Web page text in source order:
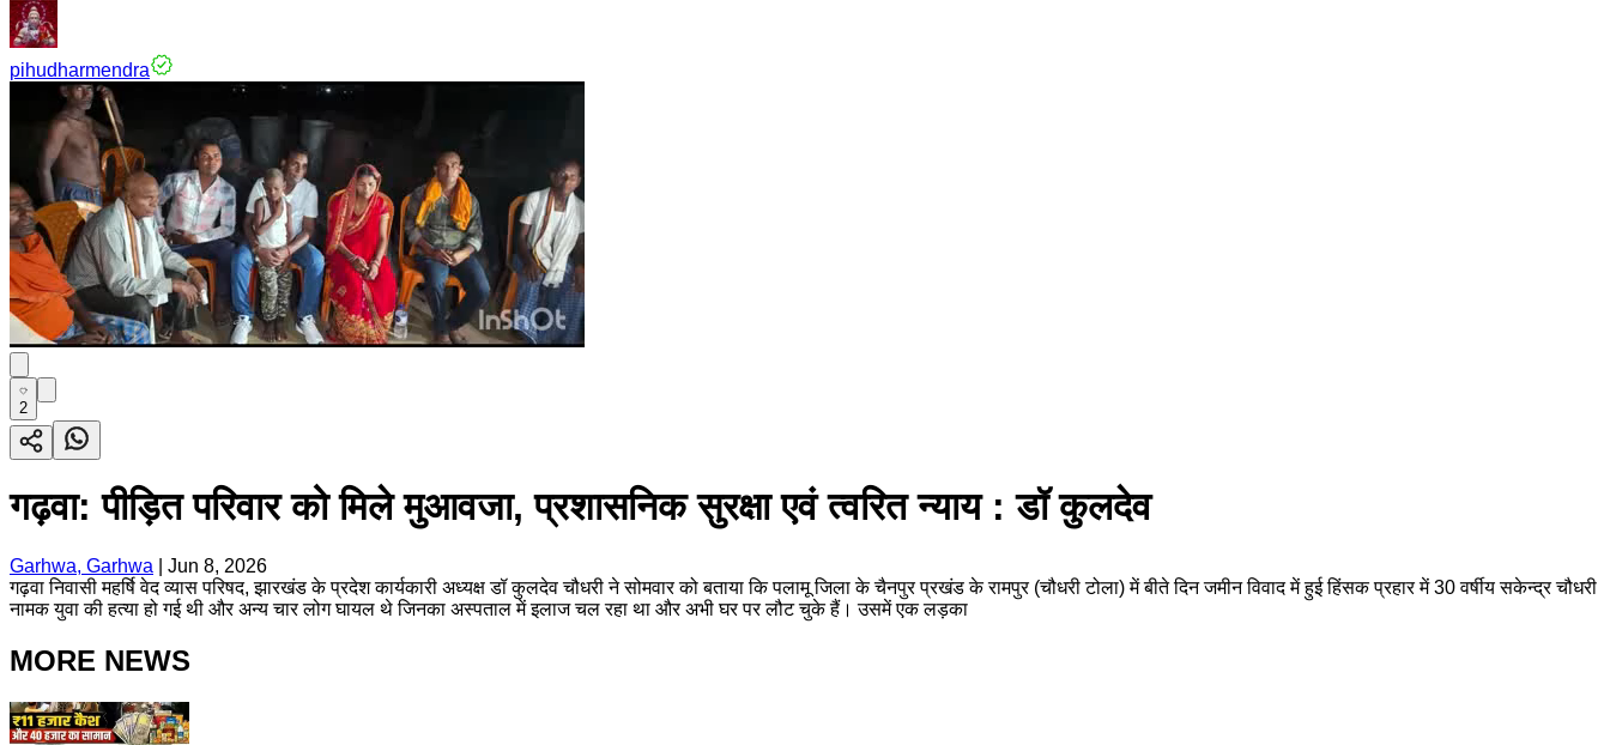
pihudharmendra
2
गढ़वा: पीड़ित परिवार को मिले मुआवजा, प्रशासनिक सुरक्षा एवं त्वरित न्याय : डॉ कुलदेव
Garhwa, Garhwa
Jun 8, 2026
गढ़वा निवासी महर्षि वेद व्यास परिषद, झारखंड के प्रदेश कार्यकारी अध्यक्ष डॉ कुलदेव चौधरी ने सोमवार को बताया कि पलामू जिला के चैनपुर प्रखंड के रामपुर (चौधरी टोला) में बीते दिन जमीन विवाद में हुई हिंसक प्रहार में 30 वर्षीय सकेन्द्र चौधरी
नामक युवा की हत्या हो गई थी और अन्य चार लोग घायल थे जिनका अस्पताल में इलाज चल रहा था और अभी घर पर लौट चुके हैं। उसमें एक लड़का
MORE NEWS